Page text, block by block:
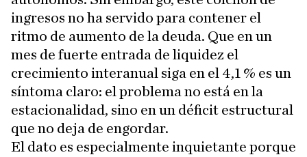
ingresos no ha servido para contener el
ritmo de aumento de la deuda. Que en un
mes de fuerte entrada de liquidez el
crecimiento interanual siga en el 4,1 % es un
síntoma claro: el problema no está en la
estacionalidad, sino en un déficit estructural
que no deja de engordar.
El dato es especialmente inquietante porque